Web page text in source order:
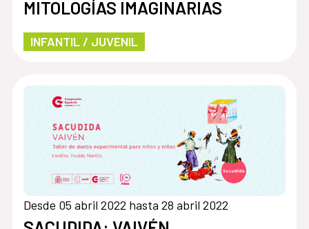
MITOLOGÍAS IMAGINARIAS
INFANTIL / JUVENIL
Desde 05 abril 2022 hasta 28 abril 2022